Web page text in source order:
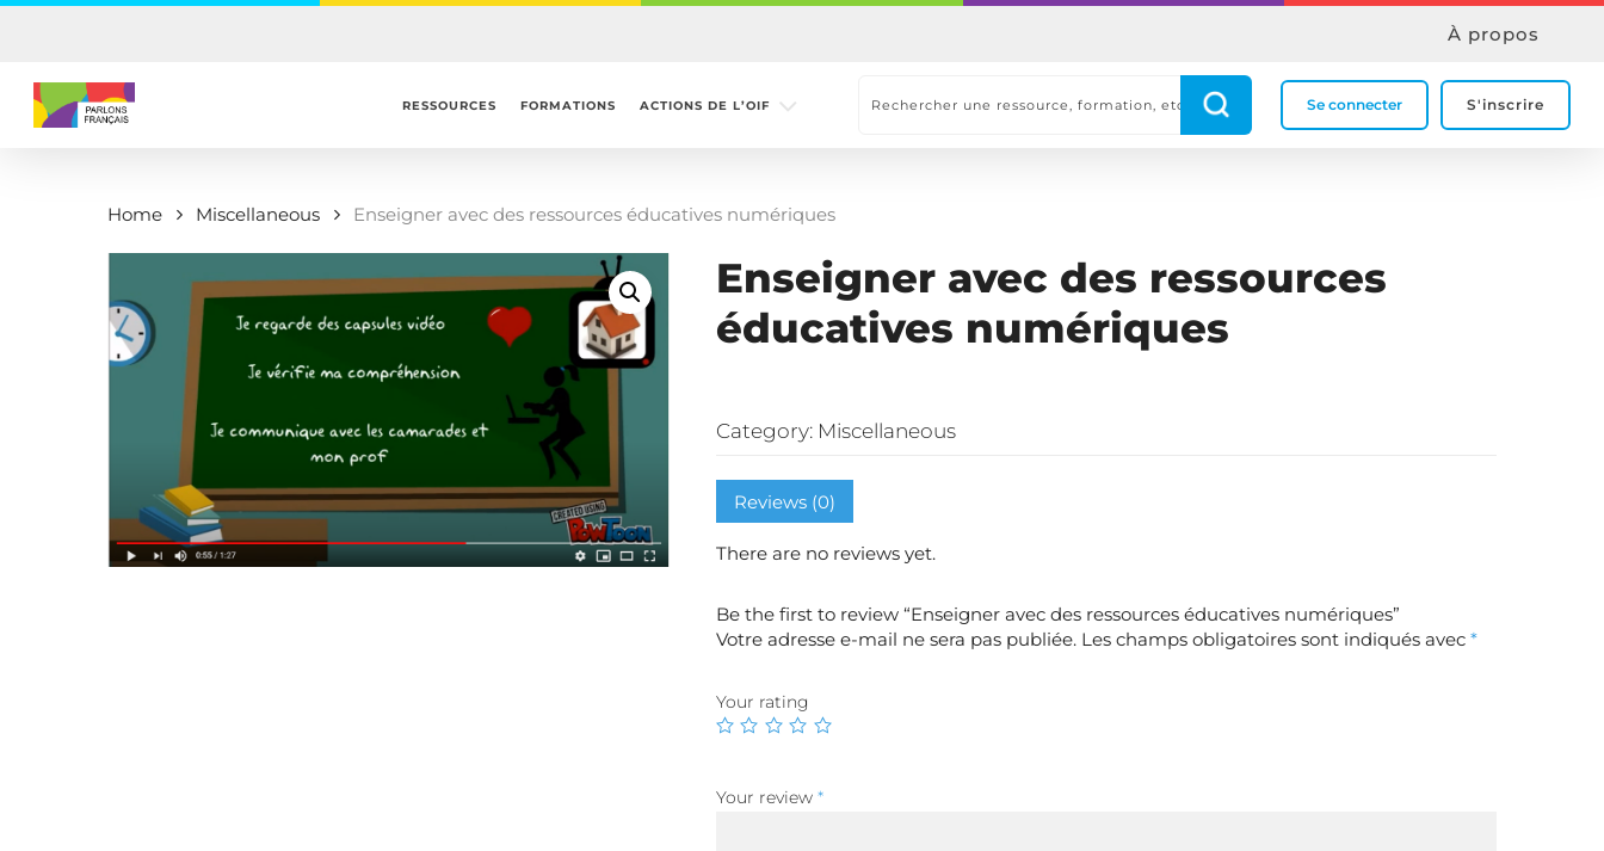
Skip
content
À propos
RESSOURCES FORMATIONS ACTIONS DE L’OIF Se connecter S'inscrire
Home Miscellaneous Enseigner avec des ressources éducatives numériques
Enseigner avec des ressources
éducatives numériques
Category: Miscellaneous
Reviews (0)
There are no reviews yet.
Be the first to review “Enseigner avec des ressources éducatives numériques”
Votre adresse e-mail ne sera pas publiée. Les champs obligatoires sont indiqués avec *
Your rating
Your review *